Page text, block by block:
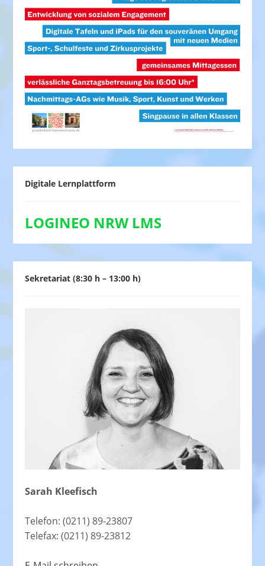
Digitale Lernplattform
LOGINEO NRW LMS
Sekretariat (8:30 h – 13:00 h)
Sarah Kleefisch
Telefon: (0211) 89-23807
Telefax: (0211) 89-23812